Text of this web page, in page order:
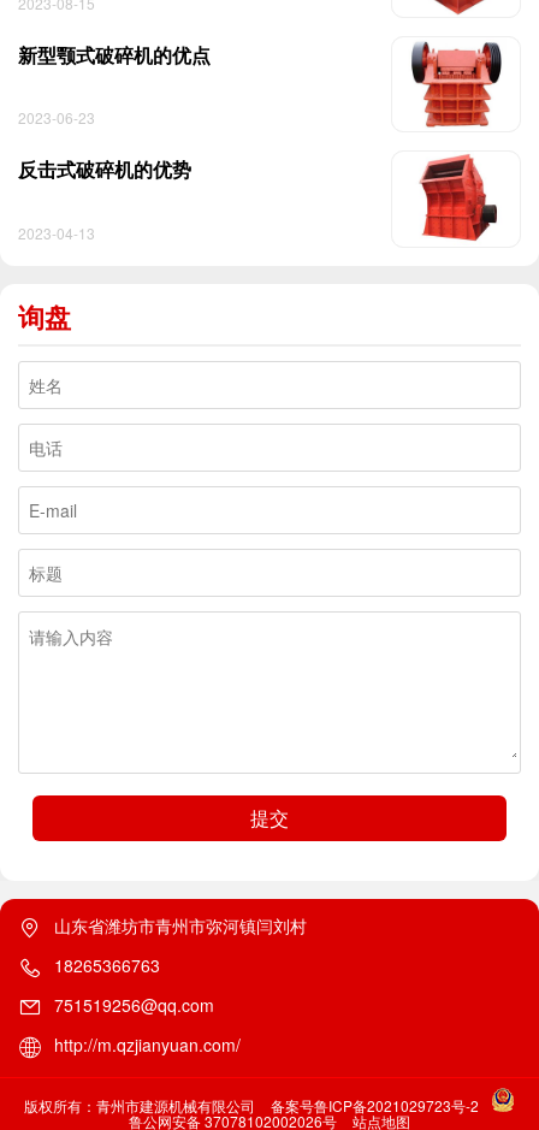
新型颚式破碎机的优点
2023-06-23
反击式破碎机的优势
2023-04-13
询盘
提交
山东省潍坊市青州市弥河镇闫刘村
18265366763
751519256@qq.com
http://m.qzjianyuan.com/
版权所有：青州市建源机械有限公司 备案号鲁ICP备2021029723号-2
鲁公网安备 37078102002026号 站点地图